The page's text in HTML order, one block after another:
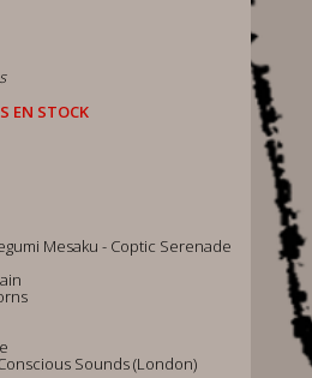
EN STOCK
Mesaku - Coptic Serenade
Sounds (London)